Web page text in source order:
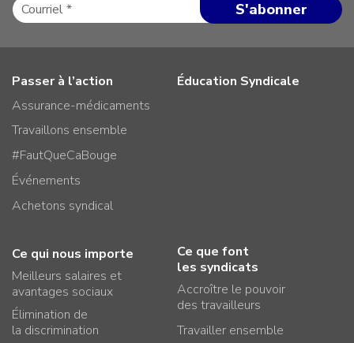
Passer à l’action
Assurance-médicaments
Travaillons ensemble
#FautQueCaBouge
Événements
Achetons syndical
Éducation Syndicale
Ce qui nous importe
Meilleurs salaires et
avantages sociaux
Élimination de
la discrimination
Ce que font
les syndicats
Accroître le pouvoir
des travailleurs
Travailler ensemble